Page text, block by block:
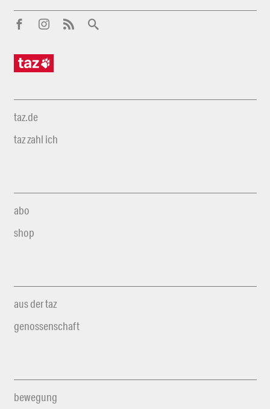
taz.de
taz zahl ich
abo
shop
aus der taz
genossenschaft
bewegung